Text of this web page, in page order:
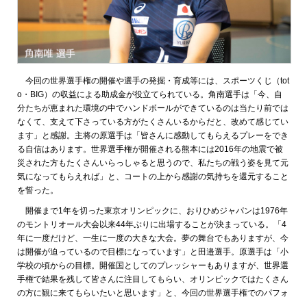
今回の世界選手権の開催や選手の発掘・育成等には、スポーツくじ（tot
o・BIG）の収益による助成金が役立てられている。角南選手は「今、自
分たちが恵まれた環境の中でハンドボールができているのは当たり前では
なくて、支えて下さっている方がたくさんいるからだと、改めて感じてい
ます」と感謝。主将の原選手は「皆さんに感動してもらえるプレーをでき
る自信はあります。世界選手権が開催される熊本には2016年の地震で被
災された方もたくさんいらっしゃると思うので、私たちの戦う姿を見て元
気になってもらえれば」と、コートの上から感謝の気持ちを還元すること
を誓った。
開催まで1年を切った東京オリンピックに、おりひめジャパンは1976年
のモントリオール大会以来44年ぶりに出場することが決まっている。「4
年に一度だけど、一生に一度の大きな大会。夢の舞台でもありますが、今
は開催が迫っているので目標になっています」と田邉選手。原選手は「小
学校の頃からの目標。開催国としてのプレッシャーもありますが、世界選
手権で結果を残して皆さんに注目してもらい、オリンピックではたくさん
の方に観に来てもらいたいと思います」と、今回の世界選手権でのパフォ